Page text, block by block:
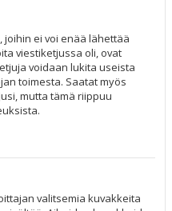
joihin ei voi enää lähettää
viestiketjussa oli, ovat
voidaan lukita useista
toimesta. Saatat myös
mutta tämä riippuu
valitsemia kuvakkeita